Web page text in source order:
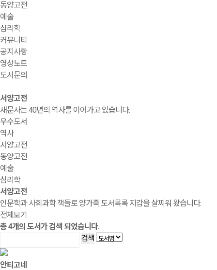
동양고전
예술
심리학
커뮤니티
공지사항
영상노트
도서문의
서양고전
새문사는 40년의 역사를 이어가고 있습니다.
우수도서
역사
서양고전
동양고전
예술
심리학
서양고전
인문학과 사회과학 책들로 양가죽 도서목록 지갑을 살찌워 왔습니다.
전체보기
총4개의 도서가 검색 되었습니다.
검색
안티고네